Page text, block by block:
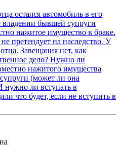
остался автомобиль в его
владении бывшей супруги
нажитое имущество в браке.
претендует на наследство. У
Завещания нет, как
дело? Нужно ли
нажитого имущества
(может ли она
нужно ли вступать в
что будет, если не вступить в